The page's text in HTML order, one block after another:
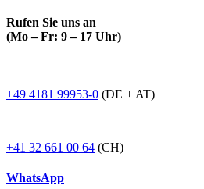
Rufen Sie uns an
(Mo – Fr: 9 – 17 Uhr)
+49 4181 99953-0 (DE + AT)
+41 32 661 00 64 (CH)
WhatsApp